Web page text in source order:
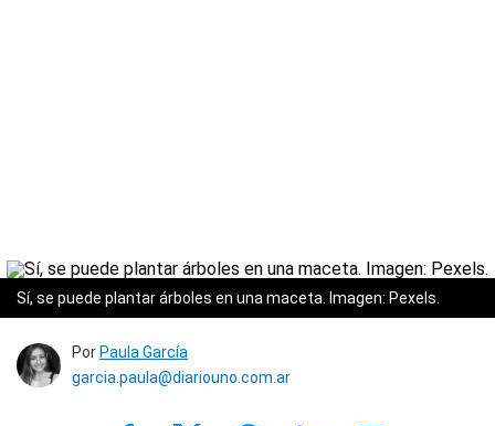
Sí, se puede plantar árboles en una maceta. Imagen: Pexels.
Por Paula García
garcia.paula@diariouno.com.ar